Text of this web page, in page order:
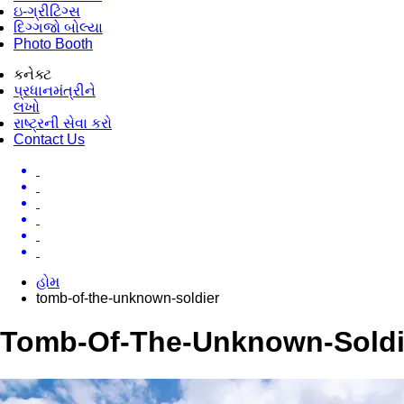
ઇ-ગ્રીટિંગ્સ
દિગ્ગજો બોલ્યા
Photo Booth
કનેક્ટ
પ્રધાનમંત્રીને
લખો
રાષ્ટ્રની સેવા કરો
Contact Us
હોમ
tomb-of-the-unknown-soldier
Tomb-Of-The-Unknown-